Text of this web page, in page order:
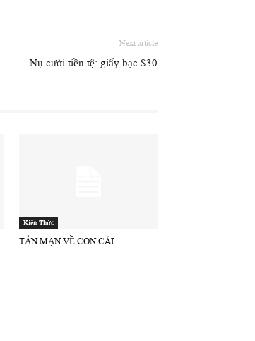
Next article
Nụ cười tiền tệ: giấy bạc $30
Kiến Thức
TẢN MẠN VỀ CON CÁI